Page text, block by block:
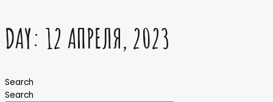
DAY: 12 АПРЕЛЯ, 2023
Search
Search